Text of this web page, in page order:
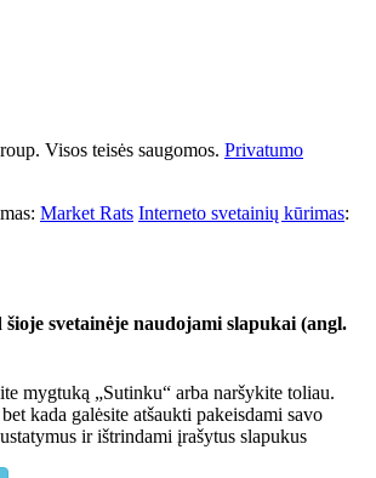
Visos teisės saugomos. Privatumo
Market Rats Interneto svetainių kūrimas:
svetainėje naudojami slapukai (angl.
mygtuką „Sutinku“ arba naršykite toliau.
kada galėsite atšaukti pakeisdami savo
ir ištrindami įrašytus slapukus